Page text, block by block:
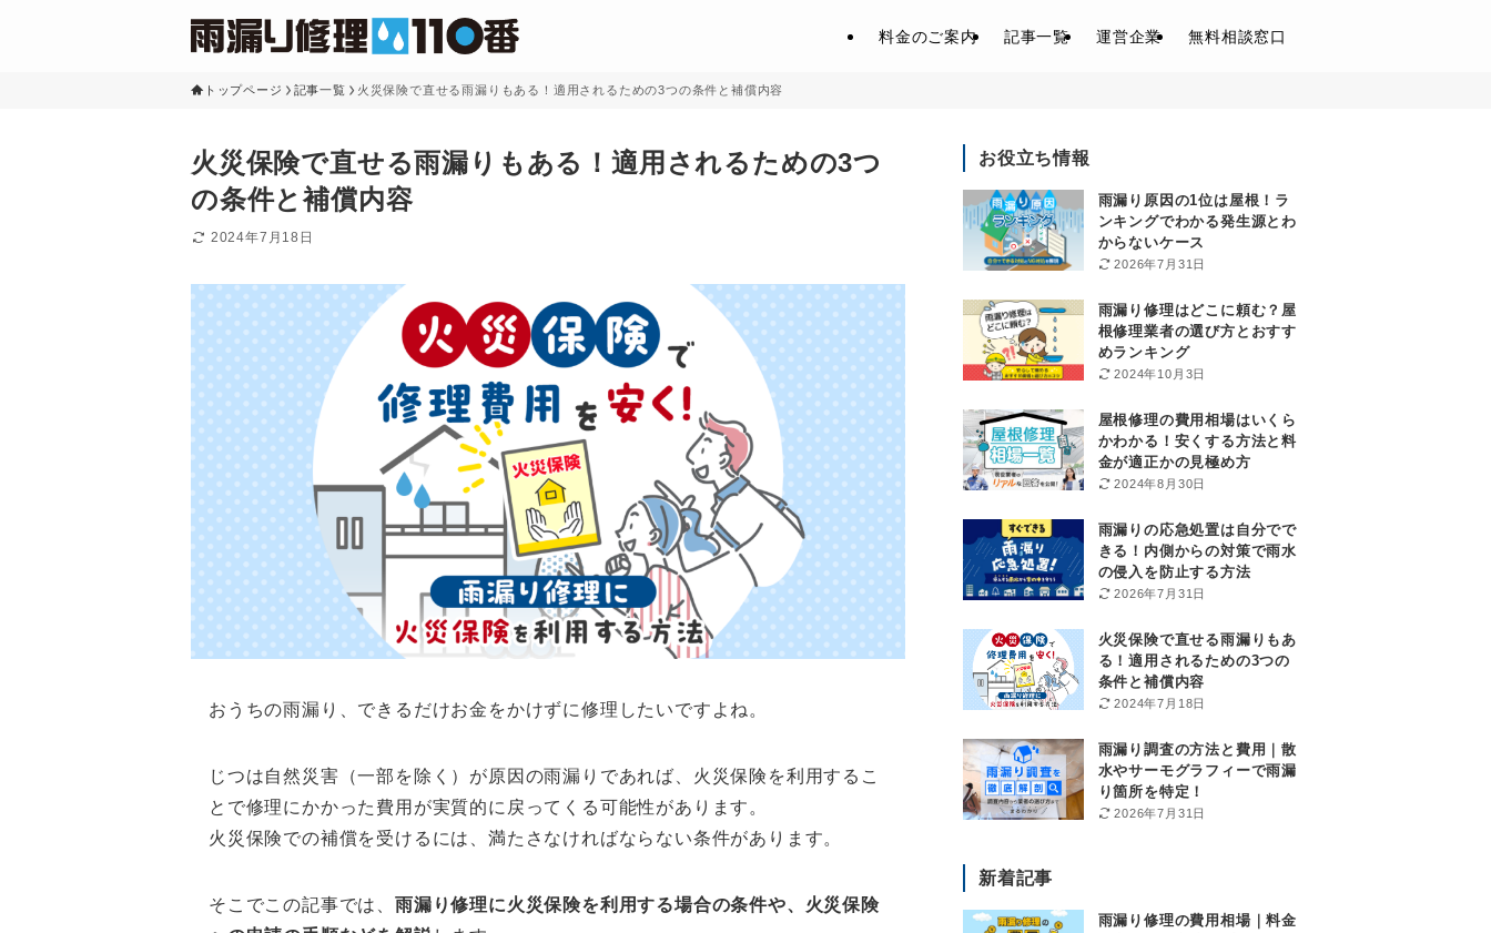
料金のご案内 記事一覧 運営企業 無料相談窓口
トップページ 記事一覧 火災保険で直せる雨漏りもある！適用されるための3つの条件と補償内容
火災保険で直せる雨漏りもある！適用されるための3つ
の条件と補償内容
2024年7月18日
おうちの雨漏り、できるだけお金をかけずに修理したいですよね。
じつは自然災害（一部を除く）が原因の雨漏りであれば、火災保険を利用するこ
とで修理にかかった費用が実質的に戻ってくる可能性があります。
火災保険での補償を受けるには、満たさなければならない条件があります。
そこでこの記事では、 雨漏り修理に火災保険を利用する場合の条件や、火災保険
お役立ち情報
雨漏り原因の1位は屋根！ラ
ンキングでわかる発生源とわ
からないケース
2026年7月31日
雨漏り修理はどこに頼む？屋
根修理業者の選び方とおすす
めランキング
2024年10月3日
屋根修理の費用相場はいくら
かわかる！安くする方法と料
金が適正かの見極め方
2024年8月30日
雨漏りの応急処置は自分でで
きる！内側からの対策で雨水
の侵入を防止する方法
2026年7月31日
火災保険で直せる雨漏りもあ
る！適用されるための3つの
条件と補償内容
2024年7月18日
雨漏り調査の方法と費用｜散
水やサーモグラフィーで雨漏
り箇所を特定！
2026年7月31日
新着記事
雨漏り修理の費用相場｜料金